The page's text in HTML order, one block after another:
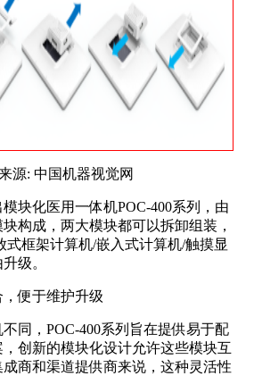
源: 中国机器视觉网
块化医用一体机POC-400系列，由
构成，两大模块都可以拆卸组装，
式框架计算机/嵌入式计算机/触摸显
级。
便于维护升级
同，POC-400系列旨在提供易于配
创新的模块化设计允许这些模块互
商和渠道提供商来说，这种灵活性